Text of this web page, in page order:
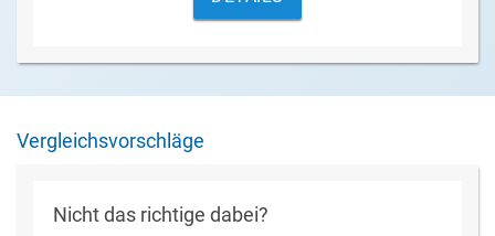
Vergleichsvorschläge
Nicht das richtige dabei?